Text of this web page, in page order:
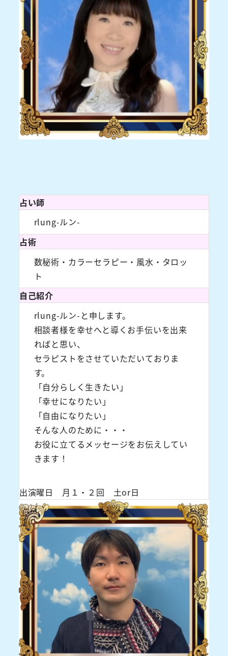
占い師
rlung-ルン-
占術
数秘術・カラーセラピー・風水・タロッ
ト
自己紹介
rlung-ルン-と申します。
相談者様を幸せへと導くお手伝いを出来
ればと思い、
セラピストをさせていただいておりま
す。
「自分らしく生きたい」
「幸せになりたい」
「自由になりたい」
そんな人のために・・・
お役に立てるメッセージをお伝えしてい
きます！
出演曜日 月１・２回 土or日